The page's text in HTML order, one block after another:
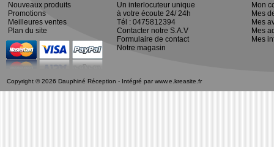
Nouveaux produits
Promotions
Meilleures ventes
Plan du site
Copyright © 2026 Dauphiné Réception - Intégré par www.e.kreasite.fr
Un interlocuteur unique
à votre écoute 24/ 24h
Tél : 0475812394
Contacter notre S.A.V
Formulaire de contact
Notre magasin
Mon
Mes
Mes
Mes
Mes